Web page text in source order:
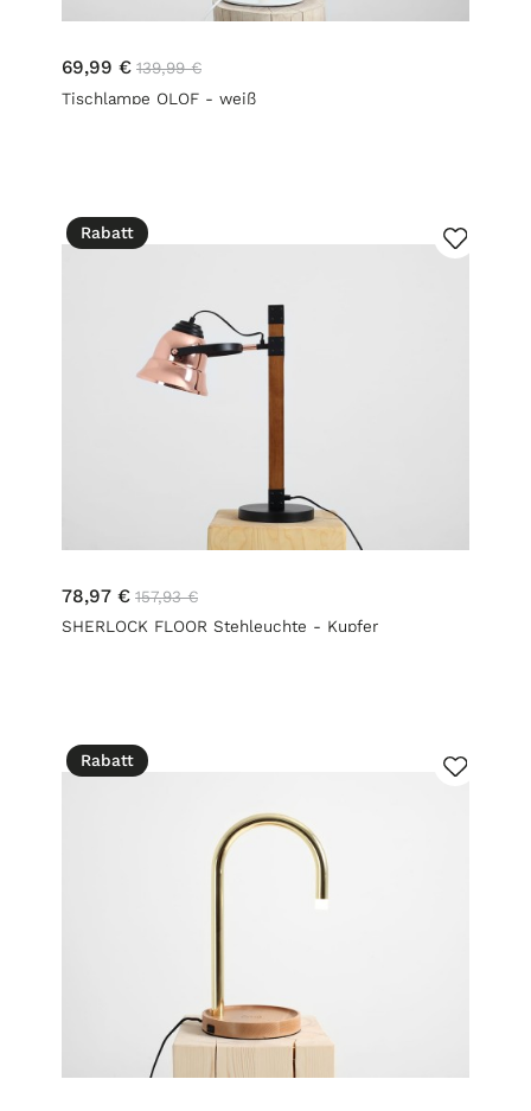
69,99 € 139,99 €
Tischlampe OLOF - weiß
78,97 € 157,93 €
SHERLOCK FLOOR Stehleuchte - Kupfer
Rabatt
Rabatt